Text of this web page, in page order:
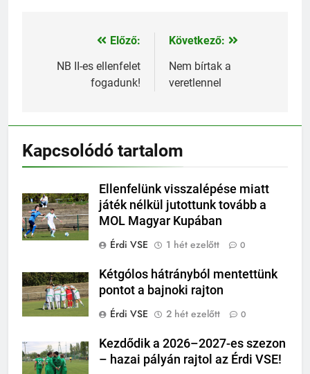
Bejegyzés
navigáció
Előző:
NB II-es ellenfelet
fogadunk!
Következő:
Nem bírtak a
veretlennel
Kapcsolódó tartalom
Ellenfelünk visszalépése miatt
játék nélkül jutottunk tovább a
MOL Magyar Kupában
Érdi VSE
1 hét ezelőtt 0
Kétgólos hátrányból mentettünk
pontot a bajnoki rajton
Érdi VSE
2 hét ezelőtt 0
Kezdődik a 2026–2027-es szezon
– hazai pályán rajtol az Érdi VSE!